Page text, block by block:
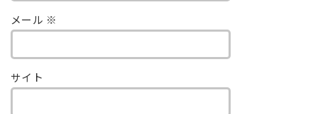
メール ※
サイト